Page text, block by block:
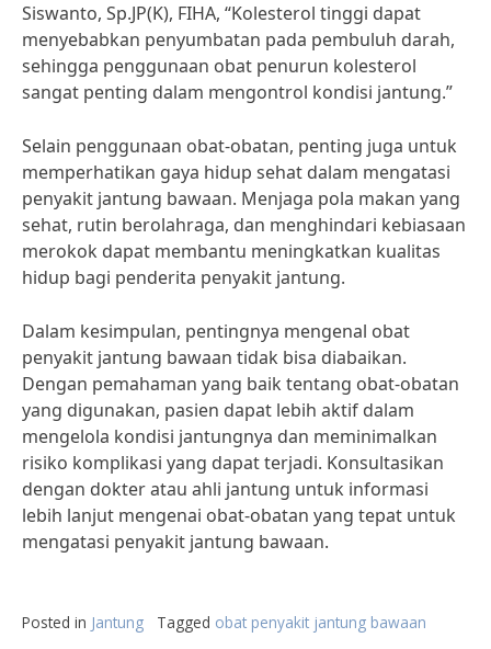
Siswanto, Sp.JP(K), FIHA, “Kolesterol tinggi dapat
menyebabkan penyumbatan pada pembuluh darah,
sehingga penggunaan obat penurun kolesterol
sangat penting dalam mengontrol kondisi jantung.”
Selain penggunaan obat-obatan, penting juga untuk
memperhatikan gaya hidup sehat dalam mengatasi
penyakit jantung bawaan. Menjaga pola makan yang
sehat, rutin berolahraga, dan menghindari kebiasaan
merokok dapat membantu meningkatkan kualitas
hidup bagi penderita penyakit jantung.
Dalam kesimpulan, pentingnya mengenal obat
penyakit jantung bawaan tidak bisa diabaikan.
Dengan pemahaman yang baik tentang obat-obatan
yang digunakan, pasien dapat lebih aktif dalam
mengelola kondisi jantungnya dan meminimalkan
risiko komplikasi yang dapat terjadi. Konsultasikan
dengan dokter atau ahli jantung untuk informasi
lebih lanjut mengenai obat-obatan yang tepat untuk
mengatasi penyakit jantung bawaan.
Posted in Jantung Tagged obat penyakit jantung bawaan